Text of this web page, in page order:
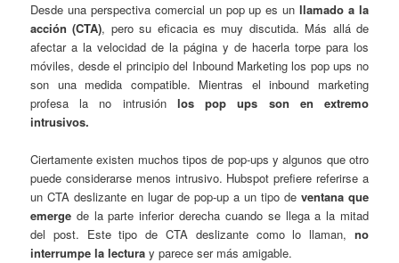
Desde una perspectiva comercial un pop up es un llamado a la
acción (CTA), pero su eficacia es muy discutida. Más allá de
afectar a la velocidad de la página y de hacerla torpe para los
móviles, desde el principio del Inbound Marketing los pop ups no
son una medida compatible. Mientras el inbound marketing
profesa la no intrusión los pop ups son en extremo
intrusivos.
Ciertamente existen muchos tipos de pop-ups y algunos que otro
puede considerarse menos intrusivo. Hubspot prefiere referirse a
un CTA deslizante en lugar de pop-up a un tipo deventana que
emerge de la parte inferior derecha cuando se llega a la mitad
del post. Este tipo de CTA deslizante como lo llaman, no
interrumpe la lectura y parece ser más amigable.